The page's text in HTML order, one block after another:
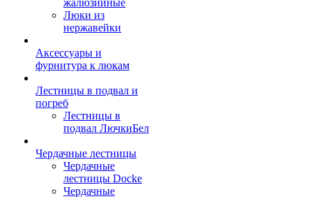
жалюзийные
Люки из
нержавейки
Аксессуары и
фурнитура к люкам
Лестницы в подвал и
погреб
Лестницы в
подвал ЛючкиБел
Чердачные лестницы
Чердачные
лестницы Docke
Чердачные